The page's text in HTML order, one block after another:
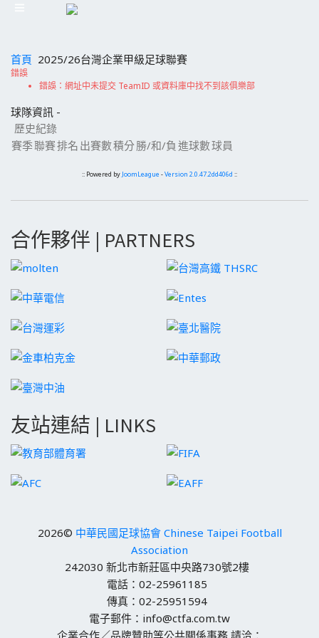
首頁 2025/26台灣企業甲級足球聯賽
錯誤
錯誤：網址中未提交 TeamID 或資料庫中找不到該俱樂部
球隊資訊 -
歷史紀錄
賽季聯賽排名 出賽數積分勝/和/負 進球數球員
:: Powered by JoomLeague -Version 2.0.47.2dd406d ::
合作夥伴 | PARTNERS
友站連結 | LINKS
2026© 中華民國足球協會 Chinese Taipei Football
Association
242030 新北市新莊區中央路730號2樓
電話：02-25961185
傳真：02-25951594
電子郵件：info@ctfa.com.tw
企業合作／品牌贊助等公共關係事務 請洽：